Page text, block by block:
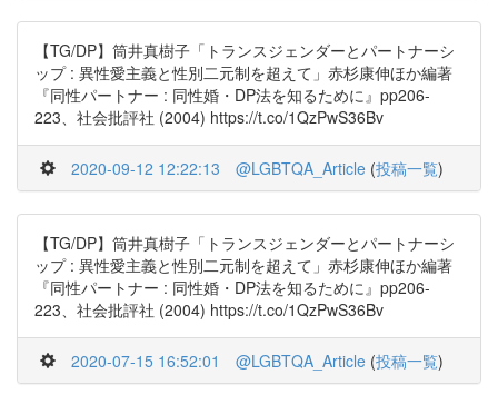
【TG/DP】筒井真樹子「トランスジェンダーとパートナーシ
ップ : 異性愛主義と性別二元制を超えて」赤杉康伸ほか編著
『同性パートナー : 同性婚・DP法を知るために』pp206-
223、社会批評社 (2004) https://t.co/1QzPwS36Bv
2020-09-12 12:22:13 @LGBTQA_Article (投稿一覧)
【TG/DP】筒井真樹子「トランスジェンダーとパートナーシ
ップ : 異性愛主義と性別二元制を超えて」赤杉康伸ほか編著
『同性パートナー : 同性婚・DP法を知るために』pp206-
223、社会批評社 (2004) https://t.co/1QzPwS36Bv
2020-07-15 16:52:01 @LGBTQA_Article (投稿一覧)